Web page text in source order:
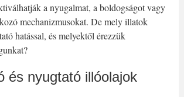
a nyugalmat, a boldogságot vagy
mechanizmusokat. De mely illatok
hatással, és melyektől érezzük
és nyugtató illóolajok